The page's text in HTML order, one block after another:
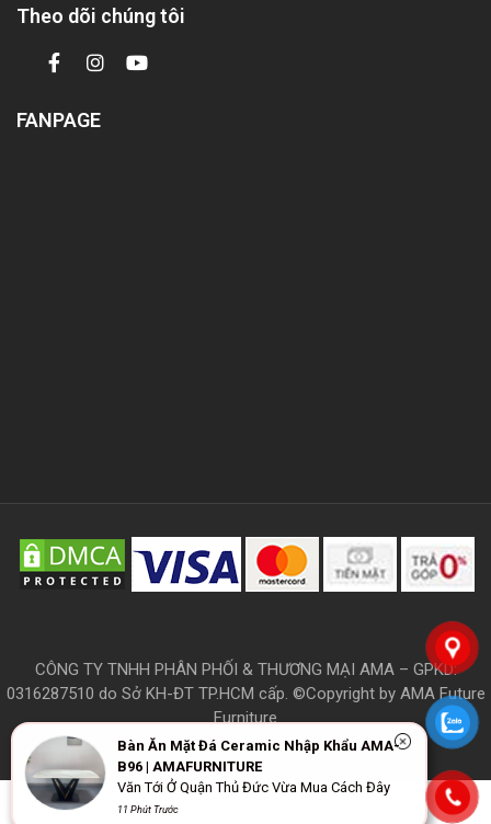
Theo dõi chúng tôi
FANPAGE
CÔNG TY TNHH PHÂN PHỐI & THƯƠNG MẠI AMA – GPKD:
0316287510 do Sở KH-ĐT TP.HCM cấp. ©Copyright by AMA Future
Furniture
THÔNG TIN
Bàn Ăn Mặt Đá Ceramic Nhập Khẩu AMA-
B96 | AMAFURNITURE
Văn Tới Ở Quận Thủ Đức Vừa Mua Cách Đây
11 Phút Trước